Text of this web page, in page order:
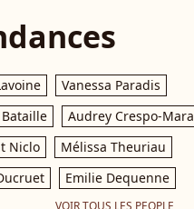
Vanessa Paradis
Bataille
Audrey Crespo-Mara
Niclo
Mélissa Theuriau
Emilie Dequenne
VOIR TOUS LES PEOPLE